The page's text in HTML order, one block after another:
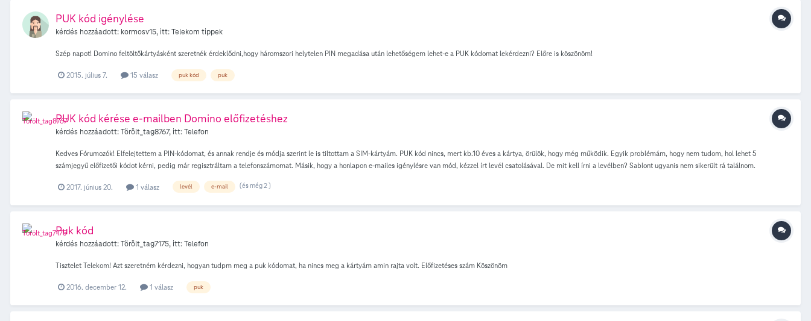
PUK kód igénylése
kérdés hozzáadott: kormosv15, itt:Telekom tippek
Szép napot! Domino feltöltőkártyásként szeretnék érdeklődni,hogy háromszori helytelen PIN megadása után lehetőségem lehet-e a PUK kódomat lekérdezni? Előre is köszönöm!
2015. július 7. 15 válasz puk kód puk
PUK kód kérése e-mailben Domino előfizetéshez
kérdés hozzáadott:Törölt_tag8767, itt:Telefon
Kedves Fórumozók! Elfelejtettem a PIN-kódomat, és annak rendje és módja szerint le is tiltottam a SIM-kártyám. PUK kód nincs, mert kb.10 éves a kártya, örülök, hogy még működik. Egyik problémám, hogy nem tudom, hol lehet 5
számjegyű előfizetői kódot kérni, pedig már regisztráltam a telefonszámomat. Másik, hogy a honlapon e-mailes igénylésre van mód, kézzel írt levél csatolásával. De mit kell írni a levélben? Sablont ugyanis nem sikerült rá találnom.
2017. június 20.
1 válasz levél e-mail (és még 2 )
Puk kód
kérdés hozzáadott:Törölt_tag7175, itt:Telefon
Tisztelet Telekom! Azt szeretném kérdezni, hogyan tudpm meg a puk kódomat, ha nincs meg a kártyám amin rajta volt. Előfizetéses szám Köszönöm
2016. december 12. 1 válasz puk